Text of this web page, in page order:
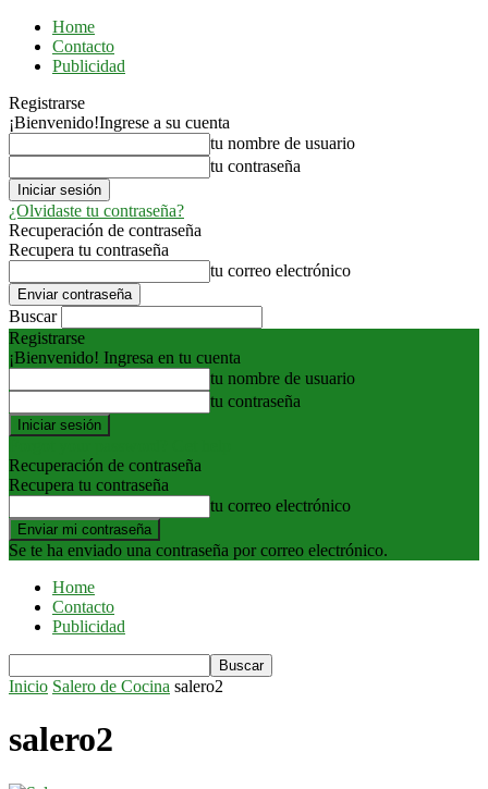
Home
Contacto
Publicidad
Registrarse
¡Bienvenido!Ingrese a su cuenta
tu nombre de usuario
tu contraseña
¿Olvidaste tu contraseña?
Recuperación de contraseña
Recupera tu contraseña
tu correo electrónico
Buscar
Registrarse
¡Bienvenido! Ingresa en tu cuenta
tu nombre de usuario
tu contraseña
Recuperación de contraseña
Recupera tu contraseña
tu correo electrónico
Se te ha enviado una contraseña por correo electrónico.
Home
Contacto
Publicidad
Inicio Salero de Cocina salero2
salero2